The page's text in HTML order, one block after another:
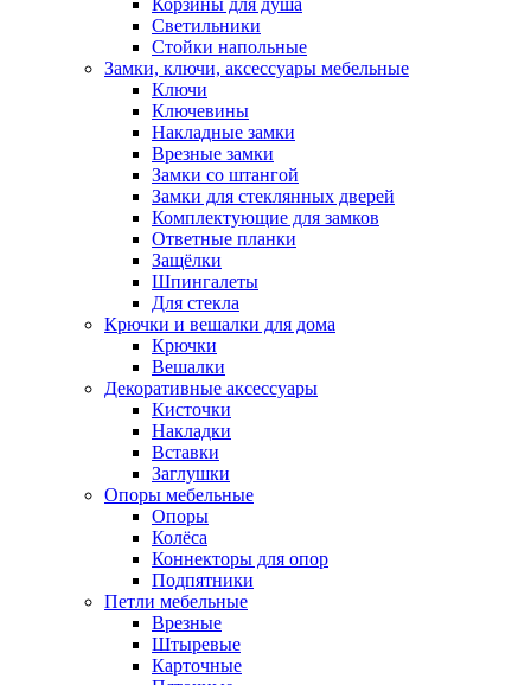
Корзины для душа
Светильники
Стойки напольные
Замки, ключи, аксессуары мебельные
Ключи
Ключевины
Накладные замки
Врезные замки
Замки со штангой
Замки для стеклянных дверей
Комплектующие для замков
Ответные планки
Защёлки
Шпингалеты
Для стекла
Крючки и вешалки для дома
Крючки
Вешалки
Декоративные аксессуары
Кисточки
Накладки
Вставки
Заглушки
Опоры мебельные
Опоры
Колёса
Коннекторы для опор
Подпятники
Петли мебельные
Врезные
Штыревые
Карточные